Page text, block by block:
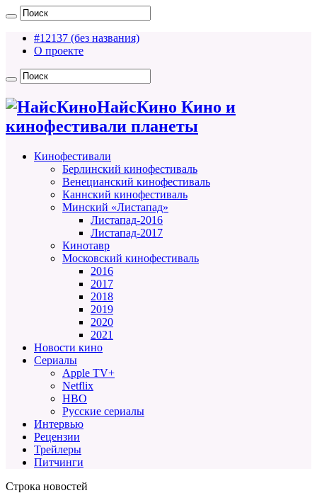
#12137 (без названия)
О проекте
НайсКино Кино и
кинофестивали планеты
Кинофестивали
Берлинский кинофестиваль
Венецианский кинофестиваль
Каннский кинофестиваль
Минский «Листапад»
Листапад-2016
Листапад-2017
Кинотавр
Московский кинофестиваль
2016
2017
2018
2019
2020
2021
Новости кино
Сериалы
Apple TV+
Netflix
HBO
Русские сериалы
Интервью
Рецензии
Трейлеры
Питчинги
Строка новостей